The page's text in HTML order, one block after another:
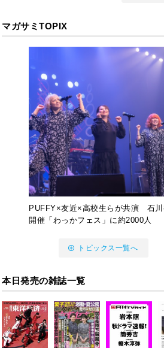
マガサミTOPIX
PUFFY×友近×高校生らが共演 石川
開催「わっかフェス」に約2000人
トピックス一覧へ
本日発売の雑誌一覧